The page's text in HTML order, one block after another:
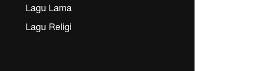
Lagu Lama
Lagu Religi